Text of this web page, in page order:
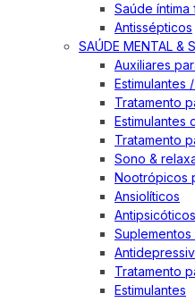
Saúde íntima
Antissépticos
SAÚDE MENTAL &
Auxiliares
Estimulantes
Tratamento
Estimulantes
Tratamento
Sono &
Nootrópicos
Ansiolíticos
Antipsicóticos
Tratamento
Estimulantes